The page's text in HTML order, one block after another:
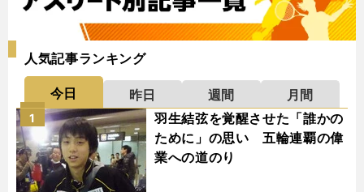
人気記事ランキング
今日 昨日 週間
月間
羽生結弦を覚醒させた「誰かの
ために」の思い 五輪連覇の偉
業への道のり
1